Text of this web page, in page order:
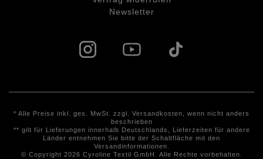
Newsletter
* Alle Preise inkl. ges. MwSt. zzgl. Versandkosten , wenn nicht anders
beschrieben
** gilt für Lieferungen innerhalb Deutschlands, Lieferzeiten für andere
Länder entnehmen Sie bitte der Schaltfläche mit den
Versandinformationen.
© Copyright 2026 Cyroline Textil GmbH. Alle Rechte vorbehalten.